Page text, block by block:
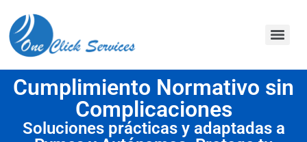
Cumplimiento Normativo sin
Complicaciones
Soluciones prácticas y adaptadas a